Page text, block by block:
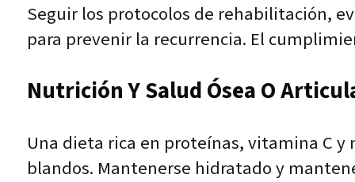
Seguir los protocolos de rehabilitación,
para prevenir la recurrencia. El
Nutrición Y Salud Ósea O
Una dieta rica en proteínas, vitamina C
blandos. Mantenerse hidratado y